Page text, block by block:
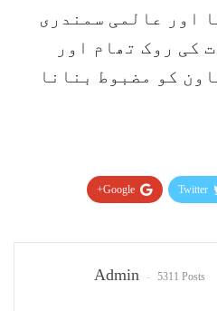
اور عالمی سمندری
کی روک تھام اور
کو مضبوط بنانا
Twitter
Google+
Admin 5311 Posts